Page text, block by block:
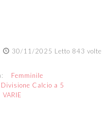
30/11/2025 Letto 843 volte
Femminile
Divisione Calcio a 5
VARIE